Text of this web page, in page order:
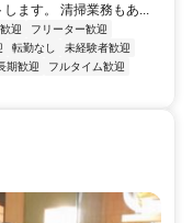
ます。 清掃業務もあ...
迎
フリーター歓迎
転勤なし
未経験者歓迎
期歓迎
フルタイム歓迎